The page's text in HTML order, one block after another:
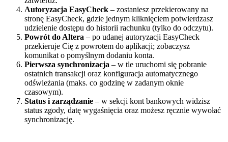
Autoryzacja EasyCheck – zostaniesz przekierowany na
stronę EasyCheck, gdzie jednym kliknięciem potwierdzasz
udzielenie dostępu do historii rachunku (tylko do odczytu).
Powrót do Altera – po udanej autoryzacji EasyCheck
przekieruje Cię z powrotem do aplikacji; zobaczysz
komunikat o pomyślnym dodaniu konta.
Pierwsza synchronizacja – w tle uruchomi się pobranie
ostatnich transakcji oraz konfiguracja automatycznego
odświeżania (maks. co godzinę w zadanym oknie
czasowym).
Status i zarządzanie – w sekcji kont bankowych widzisz
status zgody, datę wygaśnięcia oraz możesz ręcznie wywołać
synchronizację.